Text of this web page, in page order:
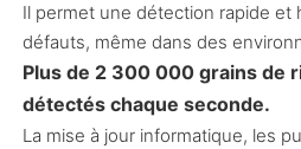
Il permet une détection rapide et
défauts, même dans des
Plus de 2 300 000 grains de
détectés chaque seconde.
La mise à jour informatique, les